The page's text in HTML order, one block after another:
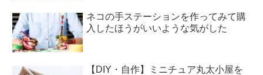
ネコの手ステーションを作ってみて購
入したほうがいいような気がした
【DIY・自作】ミニチュア丸太小屋を